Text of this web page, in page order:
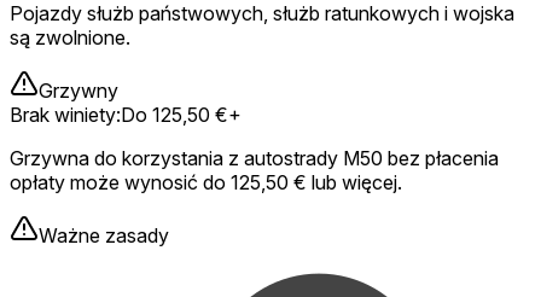
Pojazdy służb państwowych, służb ratunkowych i wojska
są zwolnione.
Grzywny
Brak winiety:Do 125,50 €+
Grzywna do korzystania z autostrady M50 bez płacenia
opłaty może wynosić do 125,50 € lub więcej.
Ważne zasady